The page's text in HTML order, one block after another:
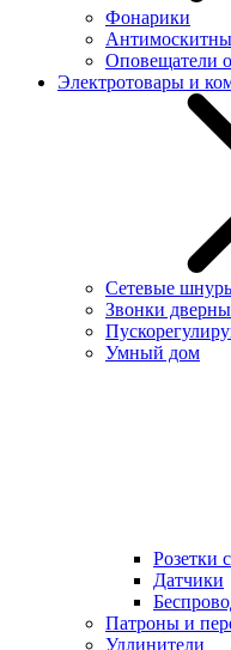
Фонарики
Оповещатели
Электротовары и
Сетевые
Звонки
Умный дом
Розетки
Датчики
Патроны и
Удлинители